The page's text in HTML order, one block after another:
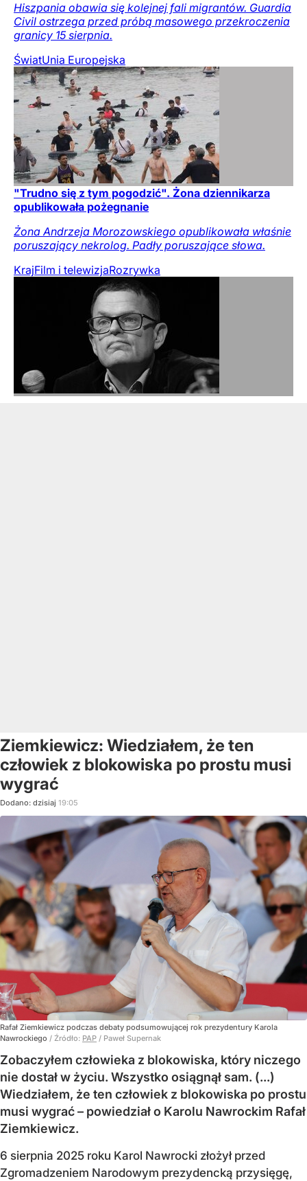
Hiszpania obawia się kolejnej fali migrantów. Guardia
Civil ostrzega przed próbą masowego przekroczenia
granicy 15 sierpnia.
ŚwiatUnia Europejska
"Trudno się z tym pogodzić". Żona dziennikarza
opublikowała pożegnanie
Żona Andrzeja Morozowskiego opublikowała właśnie
poruszający nekrolog. Padły poruszające słowa.
KrajFilm i telewizjaRozrywka
Ziemkiewicz: Wiedziałem, że ten
człowiek z blokowiska po prostu musi
wygrać
Dodano: dzisiaj 19:05
Rafał Ziemkiewicz podczas debaty podsumowującej rok prezydentury Karola
Nawrockiego / Źródło: PAP / Paweł Supernak
Zobaczyłem człowieka z blokowiska, który niczego
nie dostał w życiu. Wszystko osiągnął sam. (...)
Wiedziałem, że ten człowiek z blokowiska po prostu
musi wygrać – powiedział o Karolu Nawrockim Rafał
Ziemkiewicz.
6 sierpnia 2025 roku Karol Nawrocki złożył przed
Zgromadzeniem Narodowym prezydencką przysięgę,